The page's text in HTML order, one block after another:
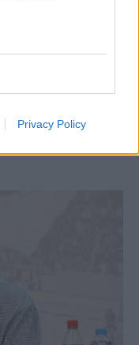
Privacy Policy
2 ανανεώσεις
ρυθμούς